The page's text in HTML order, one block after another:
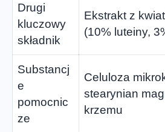
Drugi
kluczowy
składnik
Ekstrakt z
(10% luteiny,
Substancj
e
pomocnic
ze
Celuloza
stearynian
krzemu